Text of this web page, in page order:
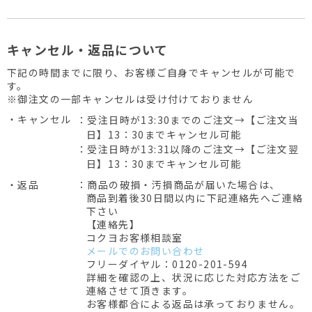
キャンセル・返品について
下記の時間までに限り、お客様ご自身でキャンセルが可能で
す。
※御注文の一部キャンセルは受け付けておりません
・キャンセル
：受注日時が13:30までのご注文→【ご注文当
日】13：30までキャンセル可能
：受注日時が13:31以降のご注文→【ご注文翌
日】13：30までキャンセル可能
・返品
：商品の破損・汚損商品が届いた場合は、
商品到着後30日間以内に下記連絡先へご連絡
下さい
【連絡先】
コクヨお客様相談室
メールでのお問い合わせ
フリーダイヤル：0120-201-594
詳細を確認の上、状況に応じた対応方法をご
連絡させて頂きます。
お客様都合による返品は承っておりません。